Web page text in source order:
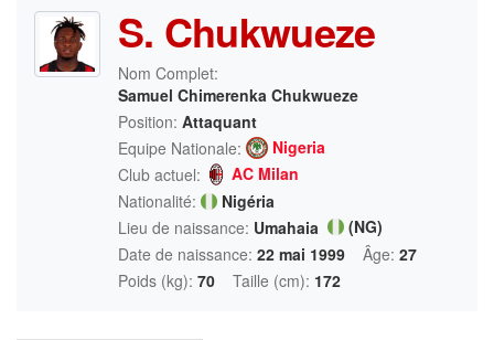
S. Chukwueze
Nom Complet:
Samuel Chimerenka Chukwueze
Position: Attaquant
Equipe Nationale:
Nigeria
Club actuel:
AC Milan
Nationalité:
Nigéria
Lieu de naissance: Umahaia
(NG)
Date de naissance: 22 mai 1999 Âge: 27
Poids (kg): 70 Taille (cm): 172